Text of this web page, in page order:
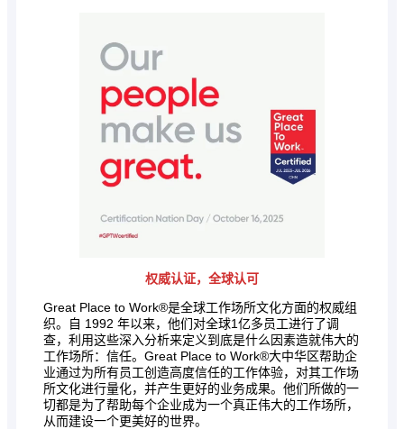
权威认证，全球认可
Great Place to Work®是全球工作场所文化方面的权威组
织。自 1992 年以来，他们对全球1亿多员工进行了调
查，利用这些深入分析来定义到底是什么因素造就伟大的
工作场所：信任。Great Place to Work®大中华区帮助企
业通过为所有员工创造高度信任的工作体验，对其工作场
所文化进行量化，并产生更好的业务成果。他们所做的一
切都是为了帮助每个企业成为一个真正伟大的工作场所，
从而建设一个更美好的世界。